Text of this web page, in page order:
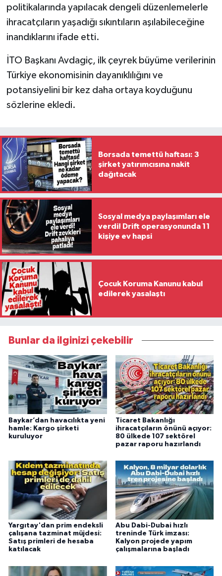
politikalarında yapılacak dengeli düzenlemelerle
ihracatçıların yaşadığı sıkıntıların aşılabileceğine
inandıklarını ifade etti.
İTO Başkanı Avdagiç, ilk çeyrek büyüme verilerinin
Türkiye ekonomisinin dayanıklılığını ve
potansiyelini bir kez daha ortaya koyduğunu
sözlerine ekledi.
Borsada temettü haftası: 3
şirket yatırımcısına nakit
dağıtacak
Sosyal medya paylaşımları ele
verdi! Drift operasyonunda 11
kişiye ev hapsi
Çocuk Koruma Kanunu kabul
edilerek yasalaştı
Bunlar da ilginizi çekebilir
Baykar’dan havacılıkta yeni
hamle: Kargo şirketi
kuruluyor
Ticaret Bakanlığı
ihracatçıların önünü açıyor:
80 ülkede 107 sektörel
pazar raporu hazırlandı
Yargıtay'dan prim endeksli
çalışana tazminat müjdesi:
Satış primleri de hesaba
katılacak
Abu Dabi-Dubai hızlı
treninde Türk imzası:
Kalyon projede yapım
çalışmalarına başladı